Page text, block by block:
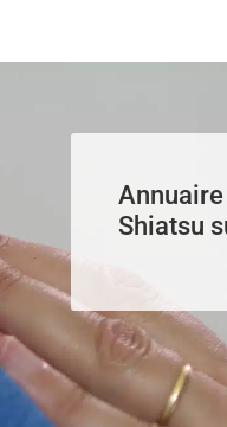
Shiatsu